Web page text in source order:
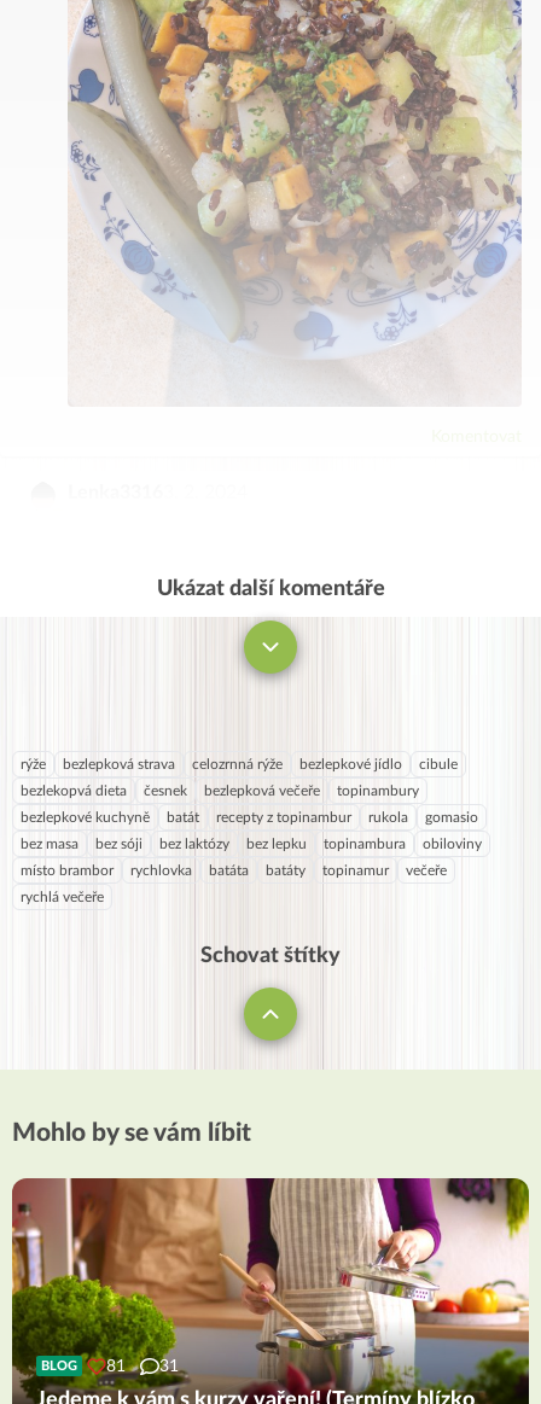
Ukázat další komentáře
rýže bezlepková strava celozrnná rýže bezlepkové jídlo
cibule
bezlekopvá dieta
česnek bezlepková večeře
topinambury
bezlepkové kuchyně
batát recepty z topinambur rukola
gomasio
bez masa
bez sóji bez laktózy bez lepku topinambura
obiloviny
místo brambor
rychlovka batáta batáty topinamur
večeře
rychlá večeře
Schovat štítky
Mohlo by se vám líbit
BLOG 81 31